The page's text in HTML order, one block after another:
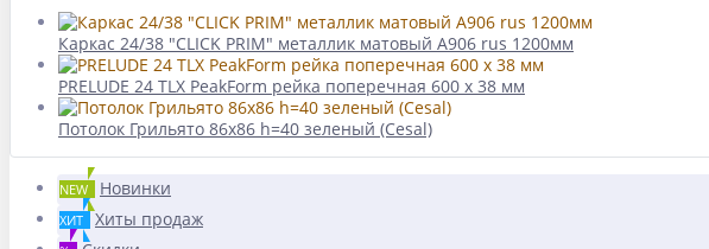
Каркас 24/38 "CLICK PRIM" металлик матовый А906 rus 1200мм
PRELUDE 24 TLX PeakForm рейка поперечная 600 x 38 мм
Потолок Грильято 86x86 h=40 зеленый (Cesal)
NEW Новинки
ХИТ Хиты продаж